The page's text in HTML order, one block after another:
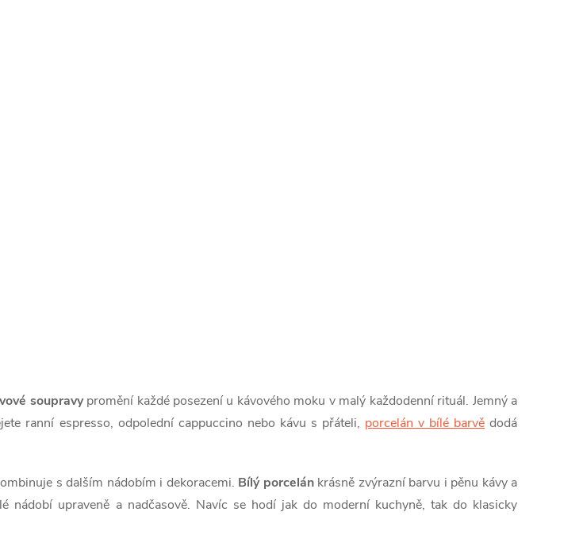
soupravypromění každé posezení u kávového moku v malý každodenní rituál. Jemný a
ranní espresso, odpolední cappuccino nebo kávu s přáteli, porcelán v bílé barvědodá
s dalším nádobím i dekoracemi. Bílý porcelánkrásně zvýrazní barvu i pěnu kávy a
nádobí upraveně a nadčasově. Navíc se hodí jak do moderní kuchyně, tak do klasicky